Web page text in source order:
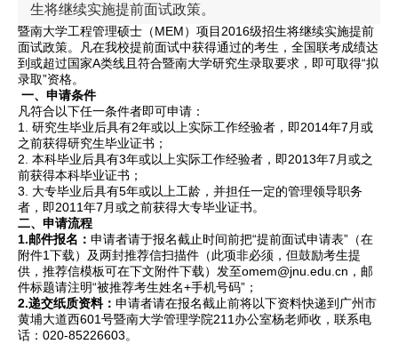
生将继续实施提前面试政策。
暨南大学工程管理硕士（MEM）项目2016级招生将继续实施提前
面试政策。凡在我校提前面试中获得通过的考生，全国联考成绩达
到或超过国家A类线且符合暨南大学研究生录取要求，即可取得“拟
录取”资格。
一、申请条件
凡符合以下任一条件者即可申请：
1. 研究生毕业后具有2年或以上实际工作经验者，即2014年7月或
之前获得研究生毕业证书；
2. 本科毕业后具有3年或以上实际工作经验者，即2013年7月或之
前获得本科毕业证书；
3. 大专毕业后具有5年或以上工龄，并担任一定的管理领导职务
者，即2011年7月或之前获得大专毕业证书。
二、申请流程
1.邮件报名： 申请者请于报名截止时间前把“提前面试申请表”（在
附件1下载）及两封推荐信扫描件（此项非必须，但鼓励考生提
供，推荐信模板可在下文附件下载） 发至omem@jnu.edu.cn ，邮
件标题请注明“被推荐考生姓名+手机号码”；
2.递交纸质资料： 申请者请在报名截止前将以下资料快递到广州市
黄埔大道西601号暨南大学管理学院211办公室杨老师收，联系电
话：020-85226603。